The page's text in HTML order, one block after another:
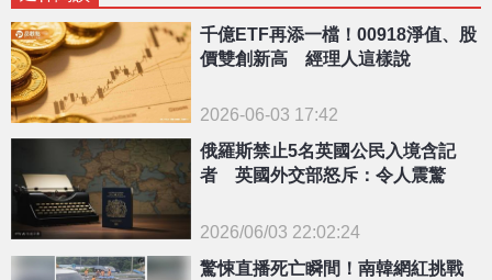
千億ETF再添一檔！00918淨值、股
價雙創新高 經理人這樣說
2026-06-03 17:42
俄羅斯禁止5名英國公民入境含記
者 英國外交部怒斥：令人震驚
2026/06/03 22:02:24
驚悚直播死亡瞬間！南韓網紅挑戰